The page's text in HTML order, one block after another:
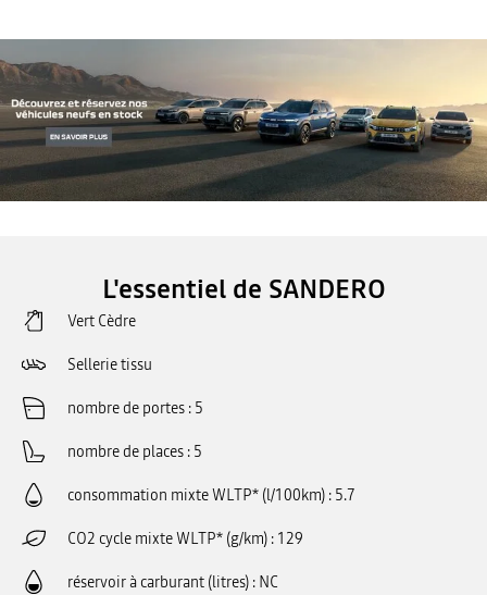
L'essentiel de SANDERO
Vert Cèdre
Sellerie tissu
nombre de portes 5
nombre de places 5
consommation mixte WLTP* (l/100km) 5.7
CO2 cycle mixte WLTP* (g/km) 129
réservoir à carburant (litres) NC